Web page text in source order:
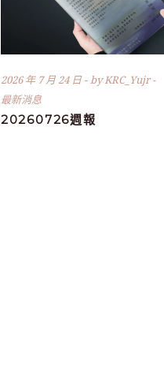
2026 年 7 月 24 日 byKRC_Yujr
最新消息
20260726週報